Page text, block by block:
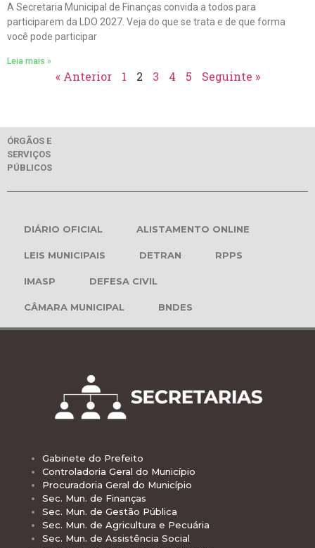
A Secretaria Municipal de Finanças convida a todos para
participarem da LDO 2027. Veja do que se trata e de que forma
você pode participar
Leia mais »
« Anterior 1 2 3 4 5 Seguinte »
ÓRGÃOS E
SERVIÇOS
PÚBLICOS
DIÁRIO OFICIAL ALISTAMENTO ONLINE
LEIS MUNICIPAIS DETRAN RPPS
IMASP DEFESA CIVIL
CÂMARA MUNICIPAL BNDES
Gabinete do Prefeito
Controladoria Geral do Município
Procuradoria Geral do Município
Sec. Mun. de Finanças
Sec. Mun. de Gestão Pública
Sec. Mun. de Agricultura e Pecuária
Sec. Mun. de Assistência Social